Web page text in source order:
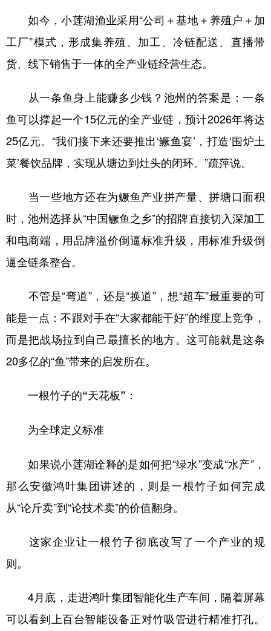
如今，小莲湖渔业采用“公司＋基地＋养殖户＋加
工厂”模式，形成集养殖、加工、冷链配送、直播带
货、线下销售于一体的全产业链经营生态。
从一条鱼身上能赚多少钱？池州的答案是：一条
鱼可以撑起一个15亿元的全产业链，预计2026年将达
25亿元。“我们接下来还要推出‘鳜鱼宴’，打造‘围炉土
菜’餐饮品牌，实现从塘边到灶头的闭环。”疏萍说。
当一些地方还在为鳜鱼产业拼产量、拼塘口面积
时，池州选择从“中国鳜鱼之乡”的招牌直接切入深加工
和电商端，用品牌溢价倒逼标准升级，用标准升级倒
逼全链条整合。
不管是“弯道”，还是“换道”，想“超车”最重要的可
能是一点：不跟对手在“大家都能干好”的维度上竞争，
而是把战场拉到自己最擅长的地方。这可能就是这条
20多亿的“鱼”带来的启发所在。
一根竹子的“天花板”：
为全球定义标准
如果说小莲湖诠释的是如何把“绿水”变成“水产”，
那么安徽鸿叶集团讲述的，则是一根竹子如何完成
从“论斤卖”到“论技术卖”的价值翻身。
这家企业让一根竹子彻底改写了一个产业的规
则。
4月底，走进鸿叶集团智能化生产车间，隔着屏幕
可以看到上百台智能设备正对竹吸管进行精准打孔。